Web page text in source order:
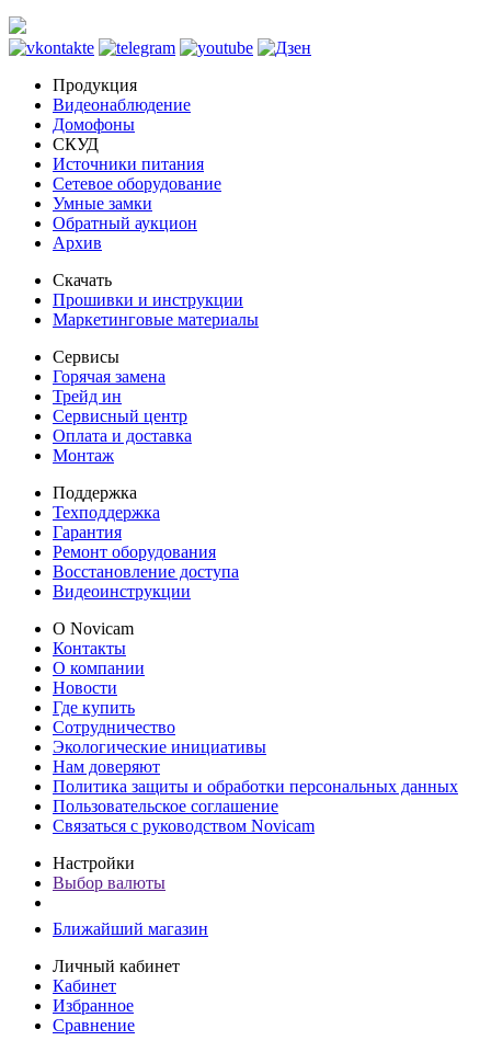
Продукция
Видеонаблюдение
Домофоны
СКУД
Источники питания
Сетевое оборудование
Умные замки
Обратный аукцион
Архив
Скачать
Прошивки и инструкции
Маркетинговые материалы
Сервисы
Горячая замена
Трейд ин
Сервисный центр
Оплата и доставка
Монтаж
Поддержка
Техподдержка
Гарантия
Ремонт оборудования
Восстановление доступа
Видеоинструкции
О Novicam
Контакты
О компании
Новости
Где купить
Сотрудничество
Экологические инициативы
Нам доверяют
Политика защиты и обработки персональных данных
Пользовательское соглашение
Связаться с руководством Novicam
Настройки
Выбор валюты
Ближайший магазин
Личный кабинет
Кабинет
Избранное
Сравнение